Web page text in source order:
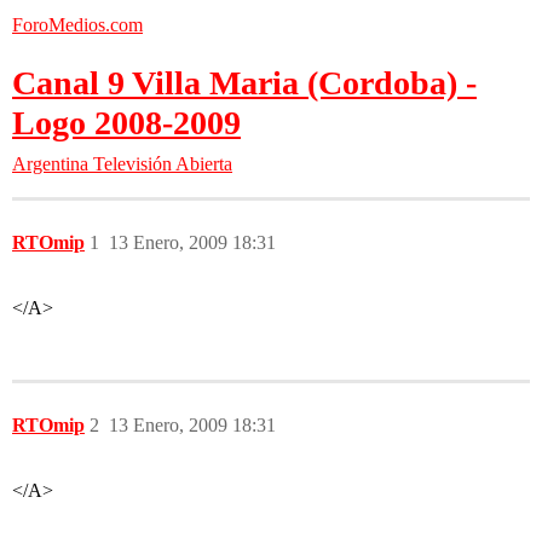
ForoMedios.com
Canal 9 Villa Maria (Cordoba) -
Logo 2008-2009
Argentina Televisión Abierta
RTOmip 13 Enero, 2009 18:31
1
</A>
RTOmip 13 Enero, 2009 18:31
2
</A>